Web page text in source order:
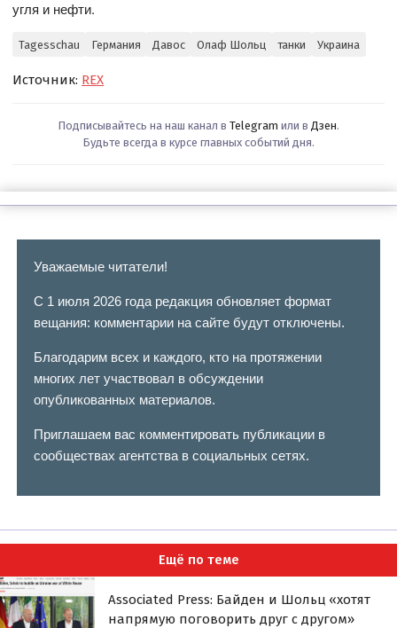
угля и нефти.
Tagesschau Германия Давос Олаф Шольц танки Украина
Источник: REX
Подписывайтесь на наш канал в Telegram или в Дзен.
Будьте всегда в курсе главных событий дня.
Уважаемые читатели!
С 1 июля 2026 года редакция обновляет формат
вещания: комментарии на сайте будут отключены.
Благодарим всех и каждого, кто на протяжении
многих лет участвовал в обсуждении
опубликованных материалов.
Приглашаем вас комментировать публикации в
сообществах агентства в социальных сетях.
Ещё по теме
Associated Press: Байден и Шольц «хотят
напрямую поговорить друг с другом»